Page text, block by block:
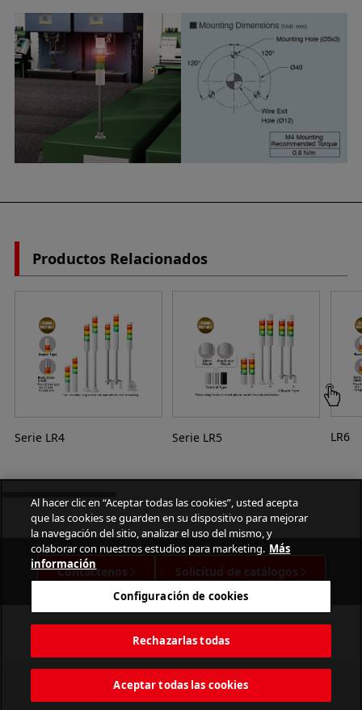
Productos Relacionados
Serie LR4 Serie LR5 LR6
Contáctenos Solicitud de catálogos
PATLITE CORPORATION. All Rights Reserved.
Al hacer clic en “Aceptar todas las cookies”, usted acepta
que las cookies se guarden en su dispositivo para mejorar
la navegación del sitio, analizar el uso del mismo, y
colaborar con nuestros estudios para marketing. Más
información
Configuración de cookies
Rechazarlas todas
Aceptar todas las cookies